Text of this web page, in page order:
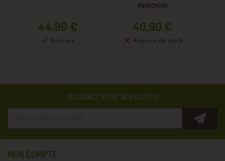
Prix
44,90 €
En stock
INNOKIN
Prix
40,90 €
Rupture de stock
REJOIGNEZ NOTRE NEWSLETTER
MON COMPTE